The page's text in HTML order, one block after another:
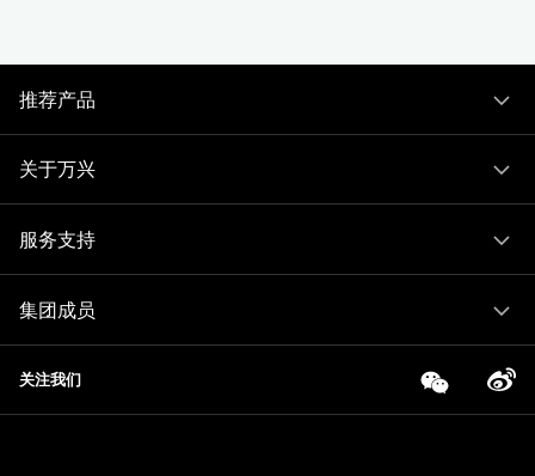
推荐产品
关于万兴
服务支持
集团成员
关注我们